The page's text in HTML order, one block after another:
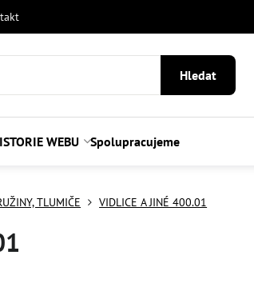
Hledat
WEBU Spolupracujeme
TLUMIČE VIDLICE A JINÉ 400.01